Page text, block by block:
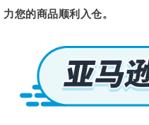
力您的商品顺利入仓。